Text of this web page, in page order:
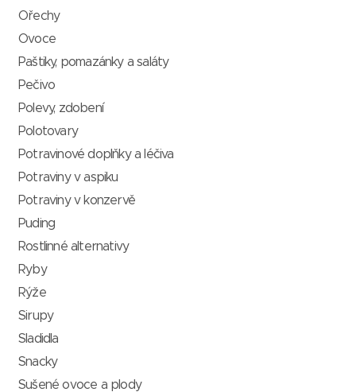
Ořechy
Ovoce
Paštiky, pomazánky a saláty
Pečivo
Polevy, zdobení
Polotovary
Potravinové doplňky a léčiva
Potraviny v aspiku
Potraviny v konzervě
Puding
Rostlinné alternativy
Ryby
Rýže
Sirupy
Sladidla
Snacky
Sušené ovoce a plody